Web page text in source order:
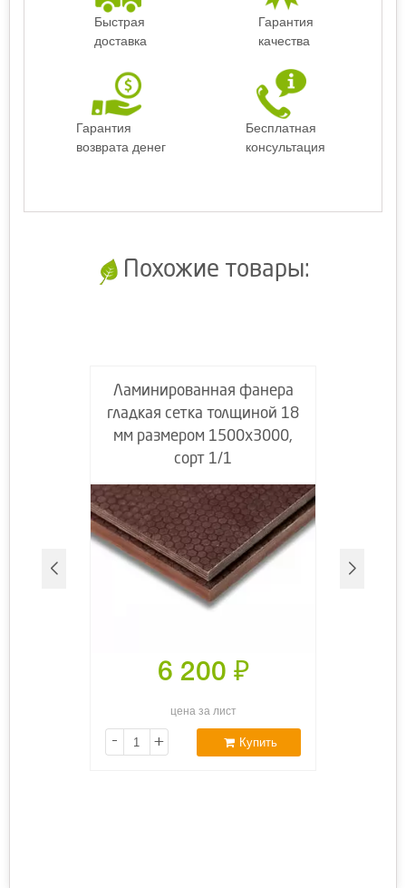
Быстрая
доставка
Гарантия
качества
Гарантия
возврата денег
Бесплатная
консультация
Похожие товары:
Ламинированная фанера
гладкая сетка толщиной 18
мм размером 1500х3000,
сорт 1/1
6 200 ₽
цена за лист
- + Купить